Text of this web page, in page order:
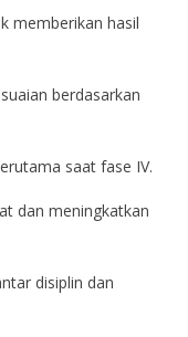
memberikan hasil
berdasarkan
saat fase IV.
dan meningkatkan
disiplin dan